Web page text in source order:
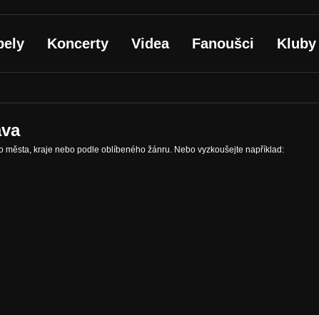
Koncerty Videa Fanoušci Kluby
města, kraje nebo podle oblíbeného žánru. Nebo vyzkoušejte například: